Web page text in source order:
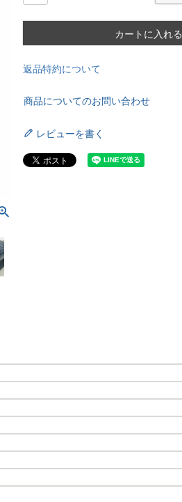
カートに入れる
返品特約について
商品についてのお問い合わせ
レビューを書く